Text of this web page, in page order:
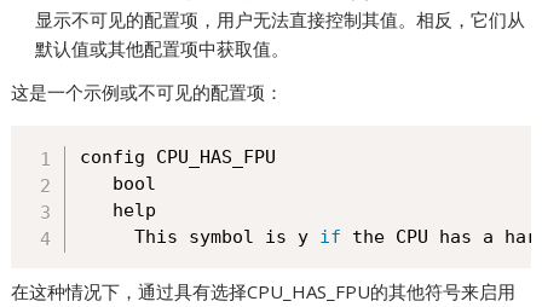
显示不可见的配置项，用户无法直接控制其值。相反，它们从
默认值或其他配置项中获取值。
这是一个示例或不可见的配置项：
config CPU_HAS_FPU
   bool
   help
     This symbol is y
if the CPU has a
在这种情况下，通过具有选择CPU_HAS_FPU的其他符号来启用